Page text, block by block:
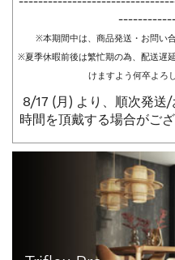
※本期間中は、商品発送・お問い
※夏季休暇前後は繁忙期の為、配送遅
けますよう何卒よろ
8/17 (月) より、順次発送
時間を頂戴する場合がご